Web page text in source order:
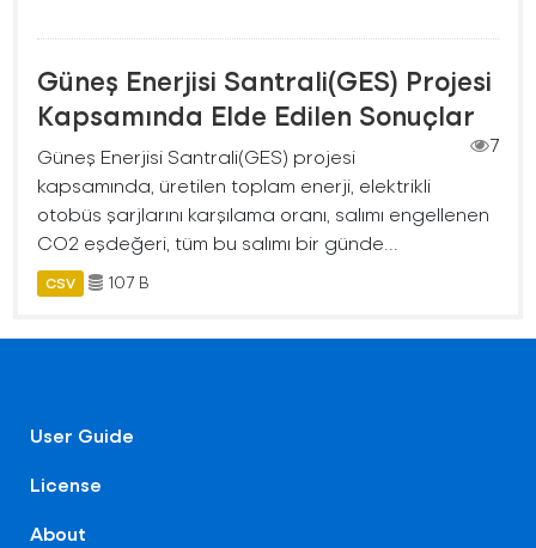
Güneş Enerjisi Santrali(GES) Projesi
Kapsamında Elde Edilen Sonuçlar
7
Güneş Enerjisi Santrali(GES) projesi
kapsamında, üretilen toplam enerji, elektrikli
otobüs şarjlarını karşılama oranı, salımı engellenen
CO2 eşdeğeri, tüm bu salımı bir günde...
CSV 107 B
User Guide
License
About